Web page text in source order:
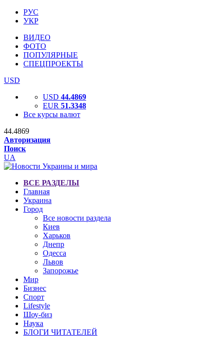
РУС
УКР
ВИДЕО
ФОТО
ПОПУЛЯРНЫЕ
СПЕЦПРОЕКТЫ
USD
USD 44.4869
EUR 51.3348
Все курсы валют
44.4869
Авторизация
Поиск
UA
ВСЕ РАЗДЕЛЫ
Главная
Украина
Город
Все новости раздела
Киев
Харьков
Днепр
Одесса
Львов
Запорожье
Мир
Бизнес
Спорт
Lifestyle
Шоу-биз
Наука
БЛОГИ ЧИТАТЕЛЕЙ